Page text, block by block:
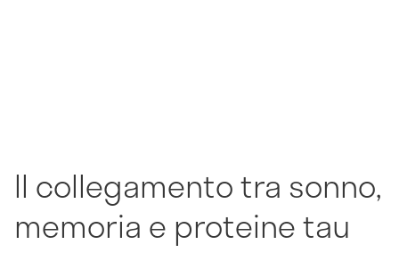
Il collegamento tra sonno,
memoria e proteine tau